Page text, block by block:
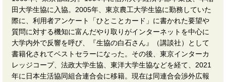
田大学生協に入協。2005年、東京農工大学生協に勤務していた
際に、利用者アンケート「ひとことカード」に書かれた要望や
質問に対する機知に富んだやり取りがインターネットを中心に
大学内外で反響を呼び、『生協の白石さん』（講談社）として
書籍化されてベストセラーになった。その後、東京インターカ
レッジコープ、法政大学生協、東洋大学生協などを経て、2021
年に日本生活協同組合連合会に移籍。現在は同連合会渉外広報